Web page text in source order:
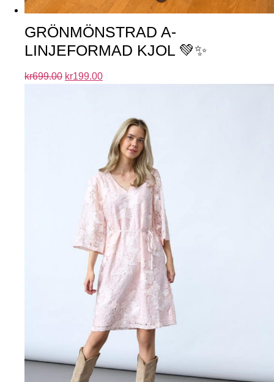
GRÖNMÖNSTRAD A-
LINJEFORMAD KJOL 💚✨
kr699.00 kr199.00